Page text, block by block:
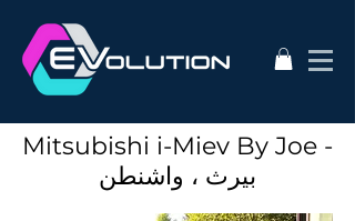
Mitsubishi i-Miev By Joe -
بيرث ، واشنطن